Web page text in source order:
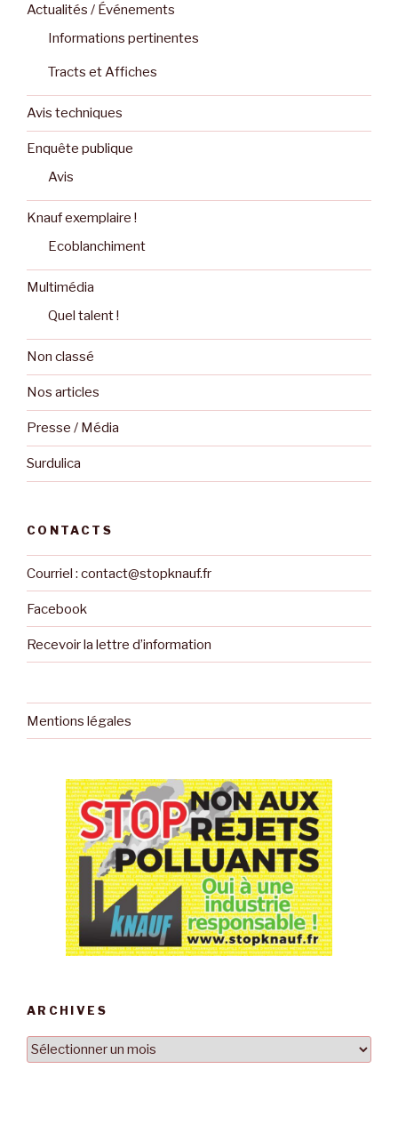
Actualités / Événements
Informations pertinentes
Tracts et Affiches
Avis techniques
Enquête publique
Avis
Knauf exemplaire !
Ecoblanchiment
Multimédia
Quel talent !
Non classé
Nos articles
Presse / Média
Surdulica
CONTACTS
Courriel : contact@stopknauf.fr
Facebook
Recevoir la lettre d’information
Mentions légales
ARCHIVES
Archives